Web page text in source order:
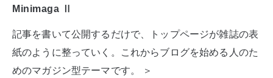
Minimaga Ⅱ
記事を書いて公開するだけで、トップページが雑誌の表
紙のように整っていく。これからブログを始める人のた
めのマガジン型テーマです。 ＞